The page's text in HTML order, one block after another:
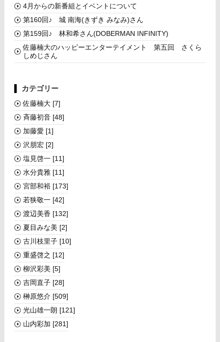
4月からの新番組とイベントについて
第160回♪ 城 南海(きずき みなみ)さん
第159回♪ 林和希さん(DOBERMAN INFINITY)
佐藤楠大のハッピーエンターテイメント 第五回 さくら
しめじさん
カテゴリー
佐藤楠大 [7]
斉藤初音 [48]
加藤愛 [1]
沢朋宏 [2]
塩見啓一 [11]
水分貴雅 [11]
宮部和裕 [173]
若狭敬一 [42]
渡辺美香 [132]
夏目みな美 [2]
古川枝里子 [10]
重盛啓之 [12]
柳沢彩美 [5]
吉岡直子 [28]
榊󠄀原悠介 [509]
光山雄一朗 [121]
山内彩加 [281]